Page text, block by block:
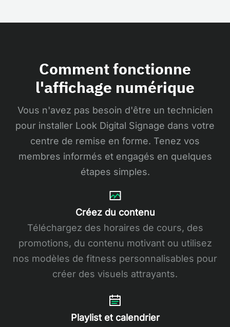
Comment fonctionne
l'affichage numérique
Vous n'avez pas besoin d'être un technicien
pour installer Look Digital Signage dans votre
centre de remise en forme. Tenez vos
membres informés et engagés en quelques
étapes simples.
Créez du contenu
Téléchargez des horaires de cours, des
promotions, du contenu motivant ou utilisez
nos modèles de fitness personnalisables pour
créer des visuels attrayants.
Playlist et calendrier